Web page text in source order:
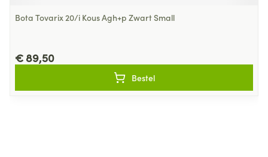
Bota Tovarix 20/i Kous Agh+p Zwart Small
€ 89,50
Bestel